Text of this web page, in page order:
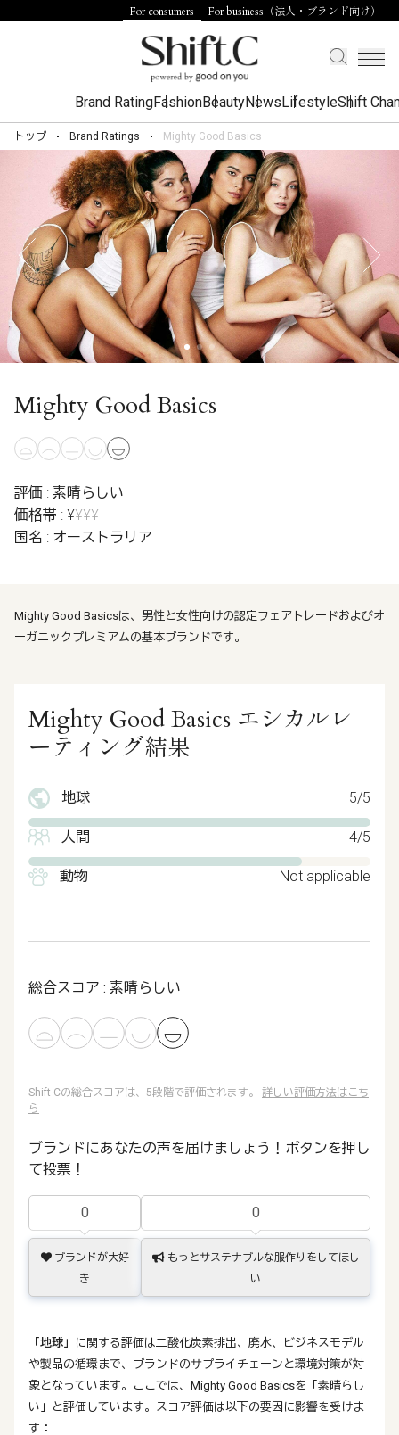
For consumers For business（法人・ブランド向け）
Brand RatingFashionBeautyNewsLifestyleShift
トップ Brand Ratings Mighty Good Basics
Mighty Good Basics
評価 : 素晴らしい
価格帯 : ¥¥¥¥
国名 : オーストラリア
Mighty Good Basicsは、男性と女性向けの認定フェアトレードおよびオ
ーガニックプレミアムの基本ブランドです。
Mighty Good Basics エシカルレ
ーティング結果
地球 5/5
人間 4/5
動物 Not applicable
総合スコア : 素晴らしい
Shift Cの総合スコアは、5段階で評価されます。 詳しい評価方法はこち
ら
ブランドにあなたの声を届けましょう！ボタンを押し
て投票！
0
ブランドが大好
き
0
もっとサステナブルな服作りをしてほし
い
「地球」
に関する評価は二酸化炭素排出、廃水、ビジネスモデル
や製品の循環まで、ブランドのサプライチェーンと環境対策が対
象となっています。ここでは、Mighty Good Basicsを「素晴らし
い」と評価しています。スコア評価は以下の要因に影響を受けま
す：